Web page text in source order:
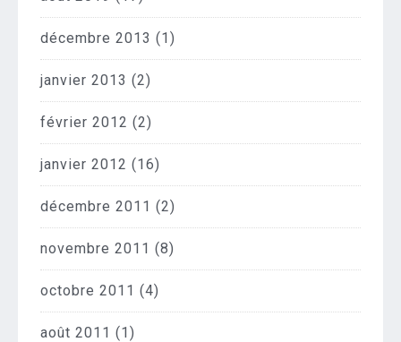
décembre 2013 (1)
janvier 2013 (2)
février 2012 (2)
janvier 2012 (16)
décembre 2011 (2)
novembre 2011 (8)
octobre 2011 (4)
août 2011 (1)